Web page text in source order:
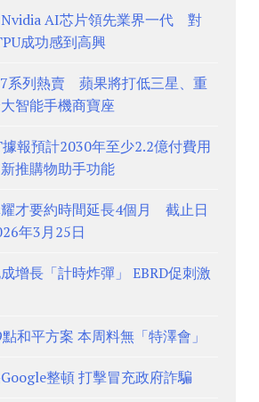
AI芯片領先業界一代 對
成功感到高興
系列熱賣 蘋果將打低三星、重
智能手機商寶座
報預計2030年至少2.2億付費用
推購物助手功能
才要約時間延長4個月 截止日
年3月25日
增長「計時炸彈」 EBRD促刺激
和平方案 本周料無「特澤會」
整頓 打擊冒充政府詐騙